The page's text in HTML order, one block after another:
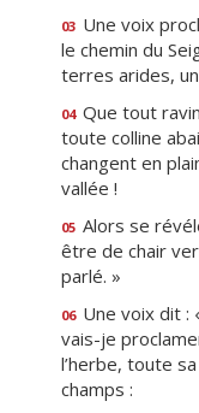
03 Une voix
le chemin du
terres arides,
04 Que tout
toute colline
changent en
vallée !
05 Alors se
être de chair
parlé. »
06 Une voix dit :
vais-je
l’herbe, toute
champs :